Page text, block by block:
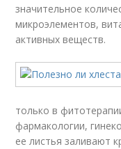
значительное
микроэлементов,
активных веществ.
только в
фармакологии,
ее листья заливают